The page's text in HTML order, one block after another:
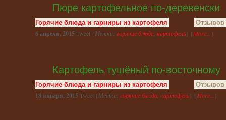
Пюре картофельное по-деревенски
Горячие блюда и гарниры из картофеля Отзывов
6 апреля, 2015Tweet {Метки: горячие блюда картофель} {More... }
Картофель тушёный по-восточному
Горячие блюда и гарниры из картофеля Отзывов
18 января, 2015Tweet {Метки: горячие блюда, картофель} {More...}